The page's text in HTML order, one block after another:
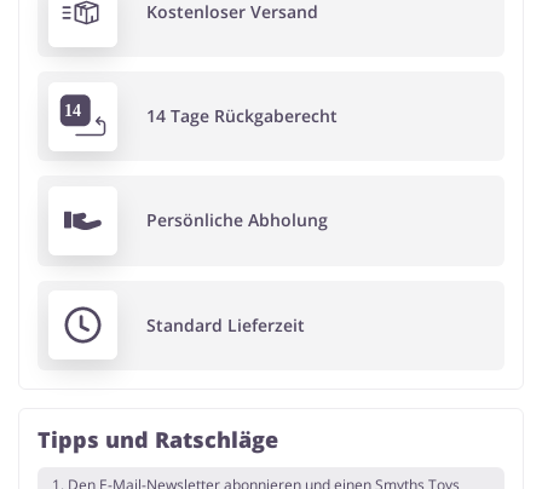
Kostenloser Versand
14 Tage Rückgaberecht
Persönliche Abholung
Standard Lieferzeit
Tipps und Ratschläge